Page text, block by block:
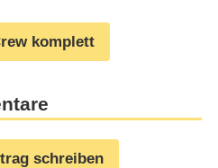
komplett
schreiben